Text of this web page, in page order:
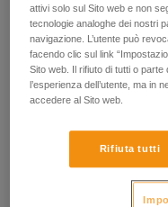
attivi solo sul Sito web e non
tecnologie analoghe dei nostri
navigazione. L’utente può
facendo clic sul link
Sito web. Il rifiuto di tutti o
l’esperienza dell’utente, ma in
accedere al Sito web.
Rifiuta tutti